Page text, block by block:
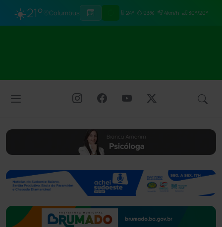
☀️21° Columbus 24° 93% 4km/h 30°/20°